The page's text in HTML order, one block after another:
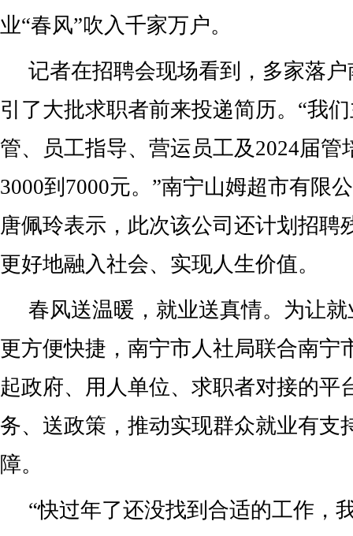
业“春风”吹入千家万户。
记者在招聘会现场看到，多家落
引了大批求职者前来投递简历。“我
管、员工指导、营运员工及2024届管
3000到7000元。”南宁山姆超市有限
唐佩玲表示，此次该公司还计划招聘
更好地融入社会、实现人生价值。
春风送温暖，就业送真情。为让
更方便快捷，南宁市人社局联合南宁
起政府、用人单位、求职者对接的平
务、送政策，推动实现群众就业有支
障。
“快过年了还没找到合适的工作，